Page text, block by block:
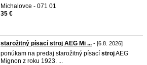
Michalovce - 071 01
35 €
starožitný písací stroj AEG Mi ... - [6.8. 2026]
ponúkam na predaj starožitný písací strojAEG
Mignon z roku 1923. ...